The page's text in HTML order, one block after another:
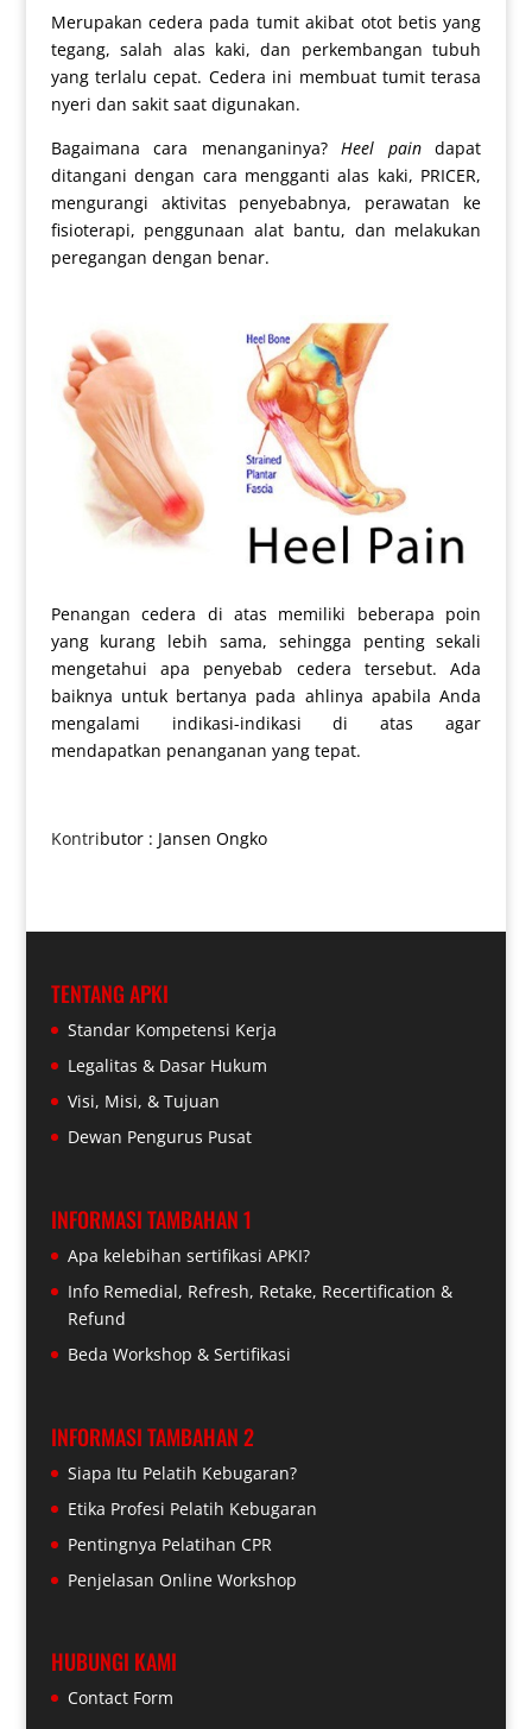
Merupakan cedera pada tumit akibat otot betis yang
tegang, salah alas kaki, dan perkembangan tubuh
yang terlalu cepat. Cedera ini membuat tumit terasa
nyeri dan sakit saat digunakan.
Bagaimana cara menanganinya? Heel paindapat
ditangani dengan cara mengganti alas kaki, PRICER,
mengurangi aktivitas penyebabnya, perawatan ke
fisioterapi, penggunaan alat bantu, dan melakukan
peregangan dengan benar.
Penangan cedera di atas memiliki beberapa poin
yang kurang lebih sama, sehingga penting sekali
mengetahui apa penyebab cedera tersebut. Ada
baiknya untuk bertanya pada ahlinya apabila Anda
mengalami indikasi-indikasi di atas agar
mendapatkan penanganan yang tepat.
Kontributor : Jansen Ongko
TENTANG APKI
Standar Kompetensi Kerja
Legalitas & Dasar Hukum
Visi, Misi, & Tujuan
Dewan Pengurus Pusat
INFORMASI TAMBAHAN 1
Apa kelebihan sertifikasi APKI?
Info Remedial, Refresh, Retake, Recertification &
Refund
Beda Workshop & Sertifikasi
INFORMASI TAMBAHAN 2
Siapa Itu Pelatih Kebugaran?
Etika Profesi Pelatih Kebugaran
Pentingnya Pelatihan CPR
Penjelasan Online Workshop
HUBUNGI KAMI
Contact Form